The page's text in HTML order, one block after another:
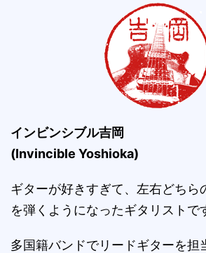
インビンシブル吉岡
(Invincible Yoshioka)
ギターが好きすぎて、左右どちら
を弾くようになったギタリストで
多国籍バンドでリードギターを担